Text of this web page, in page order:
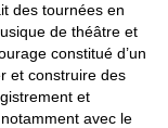
des tournées en
de théâtre et
constitué d’un
et construire des
et
avec le